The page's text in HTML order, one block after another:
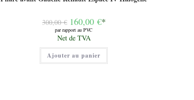
300,00€ Le
prix
initial
était :
300,00 €.
160,00 €*
par rapport au PVC
Le
prix
actuel
est :
160,00 €.
Net de TVA
Ajouter au panier